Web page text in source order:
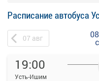
Расписание автобуса
07 авг
19:00
Усть-Ишим